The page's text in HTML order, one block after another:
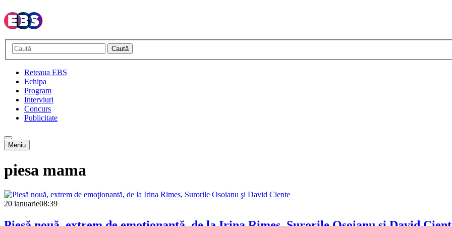
Caută
Reteaua EBS
Echipa
Program
Interviuri
Concurs
Publicitate
Meniu
piesa mama
20 ianuarie08:39